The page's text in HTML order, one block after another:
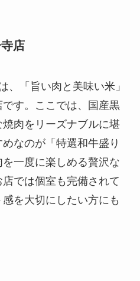
店
、「旨い肉と美味い米」
す。ここでは、国産黒
肉をリーズナブルに堪
なのが「特選和牛盛り
一度に楽しめる贅沢な
では個室も完備されて
を大切にしたい方にも